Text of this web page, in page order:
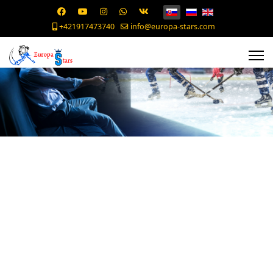
+421917473740 info@europa-stars.com